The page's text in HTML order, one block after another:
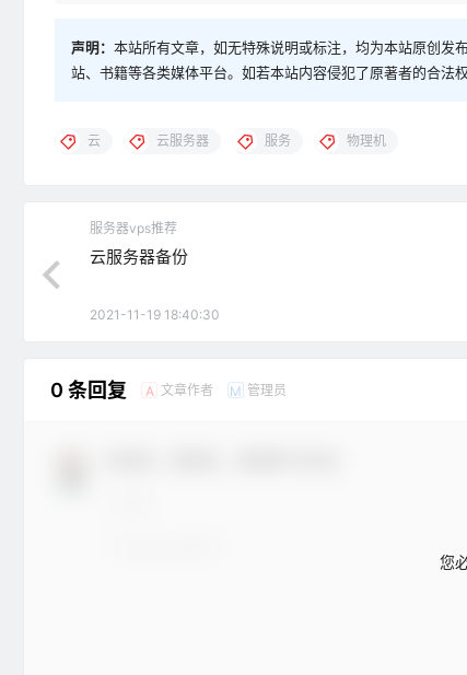
声明： 本站所有文章，如无特殊说明或标注，均为本站原创发
站、书籍等各类媒体平台。如若本站内容侵犯了原著者的合法
云 云服务器 服务 物理机
服务器vps推荐
云服务器备份
2021-11-19 18:40:30
0 条回复 A 文章作者 M 管理员
您